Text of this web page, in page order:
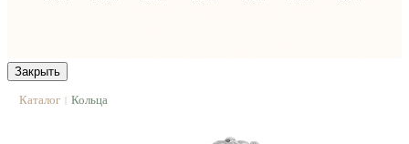
Закрыть
Каталог | Кольца